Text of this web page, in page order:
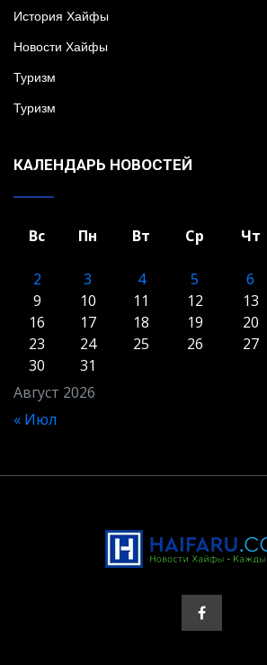
История Хайфы
Новости Хайфы
Туризм
Туризм
КАЛЕНДАРЬ НОВОСТЕЙ
Август 2026
Вс Пн Вт Ср Чт
2
3 4 5 6
9
10 11 12 13
16
17 18 19 20
23
24 25 26 27
30
31
« Июл